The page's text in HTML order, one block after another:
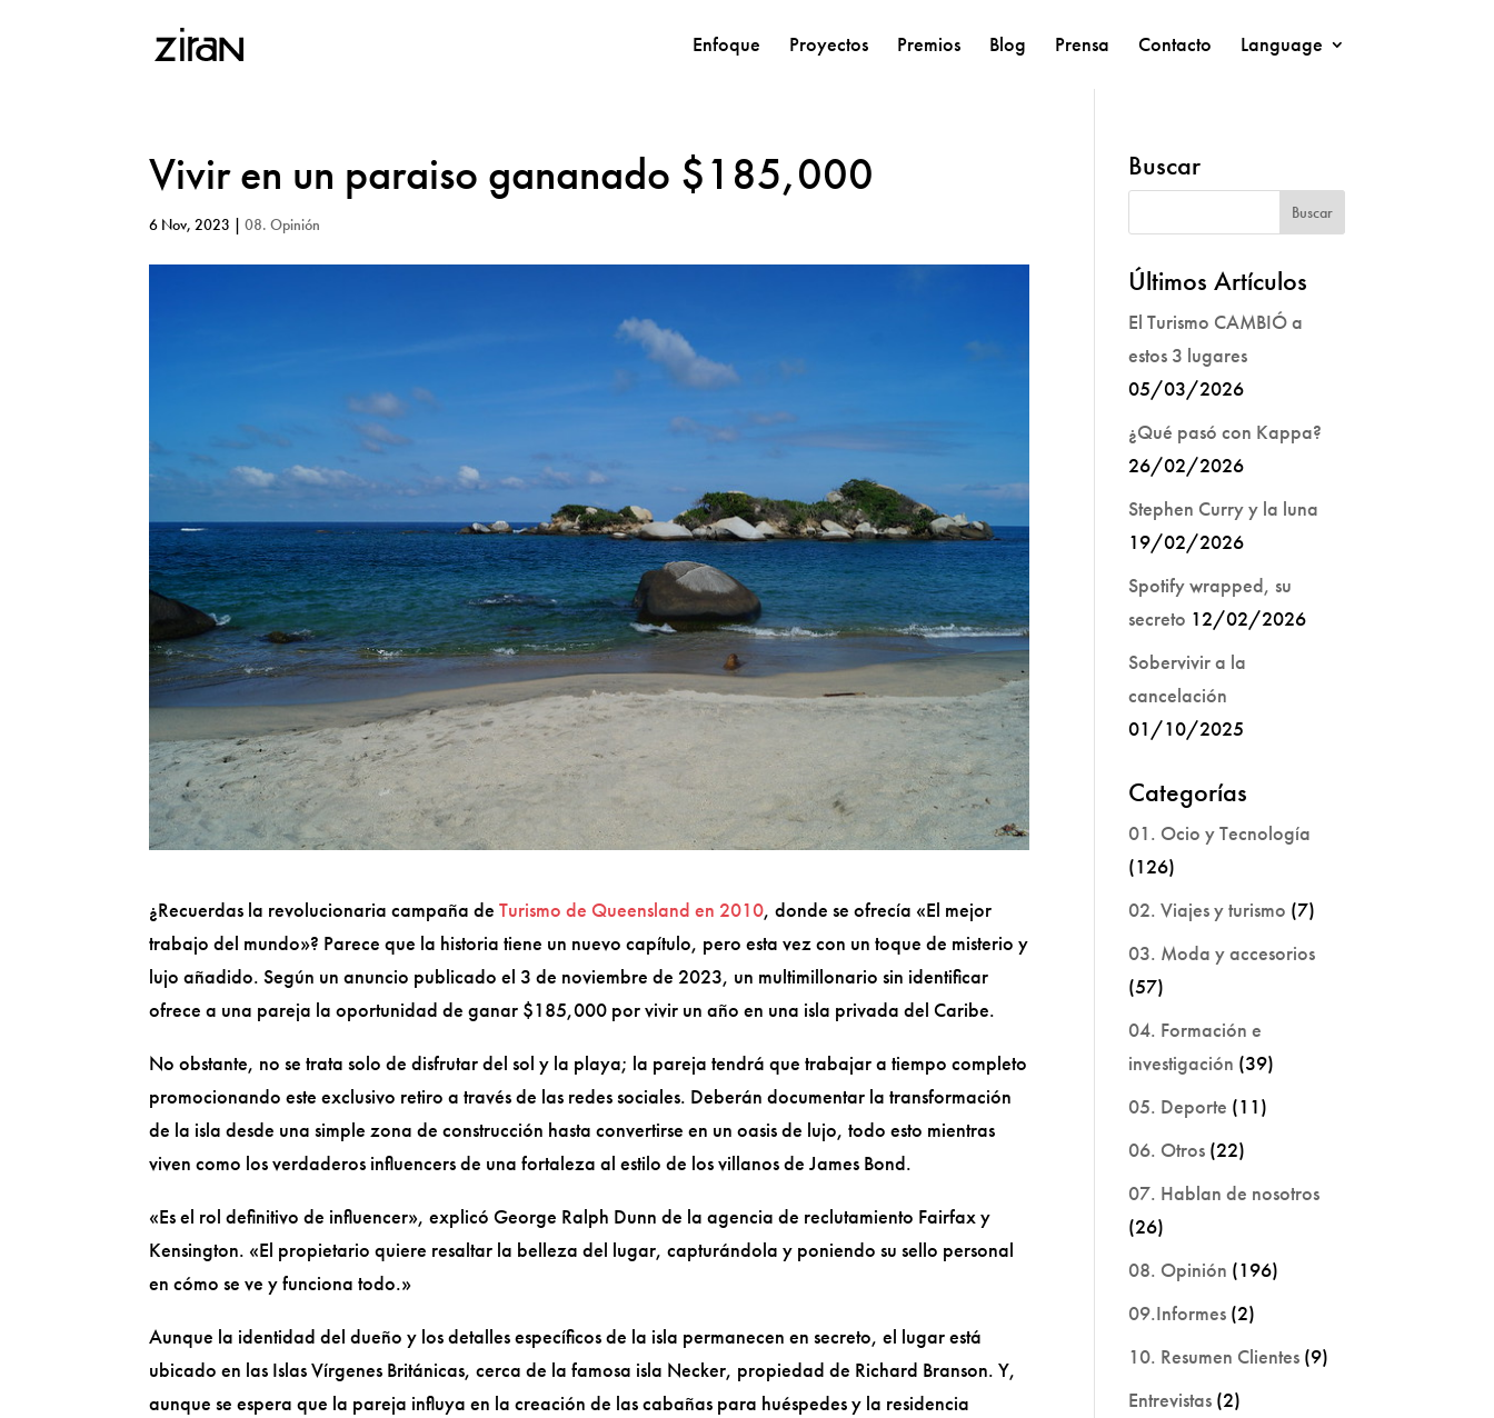
Enfoque Proyectos Premios Blog Prensa Contacto Language
Vivir en un paraiso gananado $185,000
6 Nov, 2023 |08. Opinión
¿Recuerdas la revolucionaria campaña de Turismo de Queensland en 2010, donde se ofrecía «El mejor
trabajo del mundo»? Parece que la historia tiene un nuevo capítulo, pero esta vez con un toque de misterio y
lujo añadido. Según un anuncio publicado el 3 de noviembre de 2023, un multimillonario sin identificar
ofrece a una pareja la oportunidad de ganar $185,000 por vivir un año en una isla privada del Caribe.
No obstante, no se trata solo de disfrutar del sol y la playa; la pareja tendrá que trabajar a tiempo completo
promocionando este exclusivo retiro a través de las redes sociales. Deberán documentar la transformación
de la isla desde una simple zona de construcción hasta convertirse en un oasis de lujo, todo esto mientras
viven como los verdaderos influencers de una fortaleza al estilo de los villanos de James Bond.
«Es el rol definitivo de influencer», explicó George Ralph Dunn de la agencia de reclutamiento Fairfax y
Kensington. «El propietario quiere resaltar la belleza del lugar, capturándola y poniendo su sello personal
en cómo se ve y funciona todo.»
Aunque la identidad del dueño y los detalles específicos de la isla permanecen en secreto, el lugar está
ubicado en las Islas Vírgenes Británicas, cerca de la famosa isla Necker, propiedad de Richard Branson. Y,
aunque se espera que la pareja influya en la creación de las cabañas para huéspedes y la residencia
Buscar
Últimos Artículos
El Turismo CAMBIÓ a
estos 3 lugares
05/03/2026
¿Qué pasó con Kappa?
26/02/2026
Stephen Curry y la luna
19/02/2026
Spotify wrapped, su
secreto 12/02/2026
Sobervivir a la
cancelación
01/10/2025
Categorías
01. Ocio y Tecnología
(126)
02. Viajes y turismo (7)
03. Moda y accesorios
(57)
04. Formación e
investigación (39)
05. Deporte (11)
06. Otros (22)
07. Hablan de nosotros
(26)
08. Opinión (196)
09.Informes (2)
10. Resumen Clientes (9)
Entrevistas (2)